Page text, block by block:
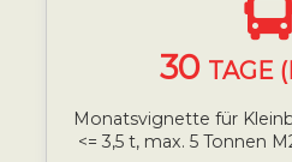
30 TAGE
Monatsvignette für
<= 3,5 t, max. 5 Tonnen